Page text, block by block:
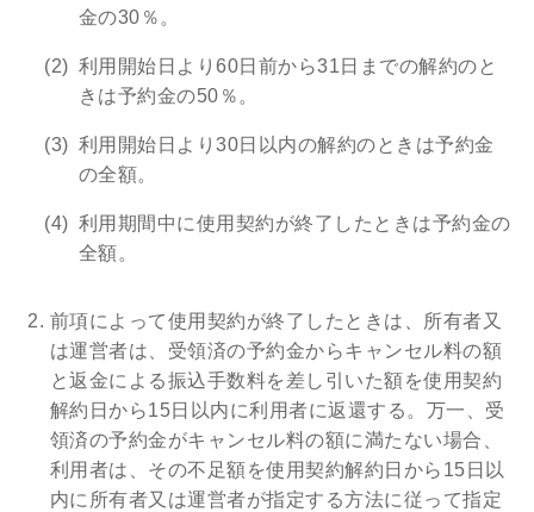
金の30％。
利用開始日より60日前から31日までの解約のと
きは予約金の50％。
利用開始日より30日以内の解約のときは予約金
の全額。
利用期間中に使用契約が終了したときは予約金の
全額。
前項によって使用契約が終了したときは、所有者又
は運営者は、受領済の予約金からキャンセル料の額
と返金による振込手数料を差し引いた額を使用契約
解約日から15日以内に利用者に返還する。万一、受
領済の予約金がキャンセル料の額に満たない場合、
利用者は、その不足額を使用契約解約日から15日以
内に所有者又は運営者が指定する方法に従って指定